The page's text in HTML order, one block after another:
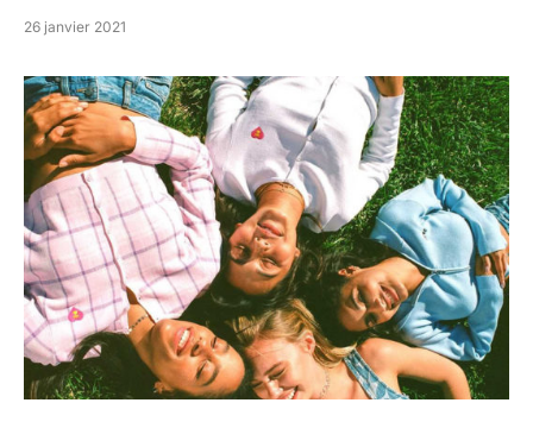
26 janvier 2021